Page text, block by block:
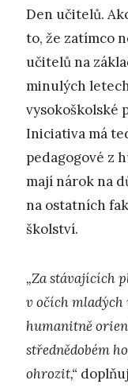
Den učitelů.
to, že zatímco
učitelů na
minulých
vysokoškolské
Iniciativa má
pedagogové z
mají nárok na
na ostatních
školství.
„Za stávajících
v očích
humanitně
střednědobém
ohrozit,“